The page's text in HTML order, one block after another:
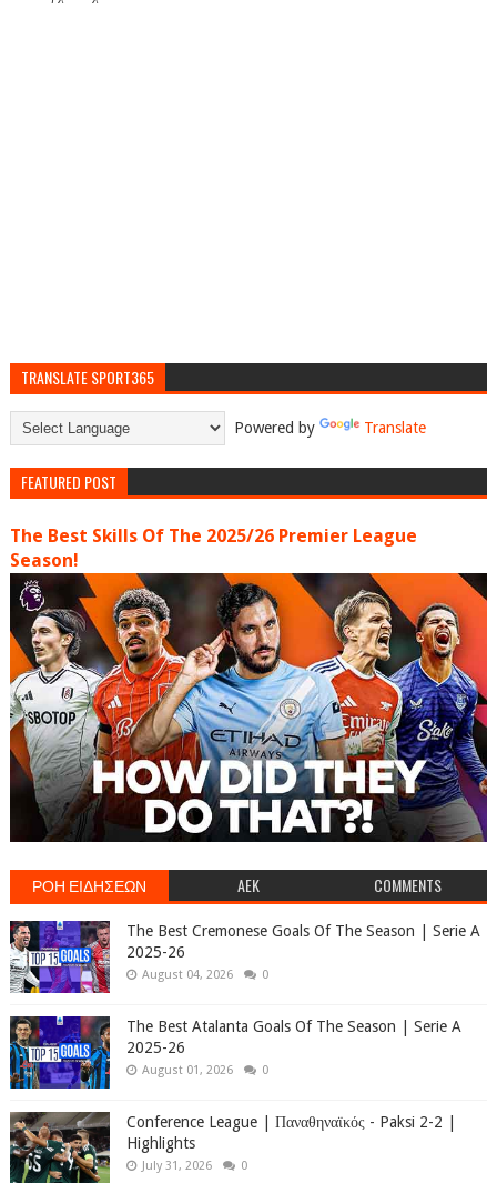
TRANSLATE SPORT365
Powered by Translate
FEATURED POST
The Best Skills Of The 2025/26 Premier League
Season!
ΡΟΗ ΕΙΔΗΣΕΩΝ AEK COMMENTS
The Best Cremonese Goals Of The Season | Serie A
2025-26
August 04, 2026 0
The Best Atalanta Goals Of The Season | Serie A
2025-26
August 01, 2026 0
Conference League | Παναθηναϊκός - Paksi 2-2 |
Highlights
July 31, 2026 0